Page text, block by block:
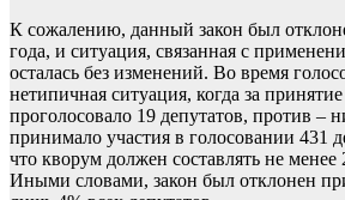
К сожалению, данный закон был
года, и ситуация, связанная с
осталась без изменений. Во время
нетипичная ситуация, когда за
проголосовало 19 депутатов, против –
принимало участия в голосовании 431
что кворум должен составлять не
Иными словами, закон был отклонен